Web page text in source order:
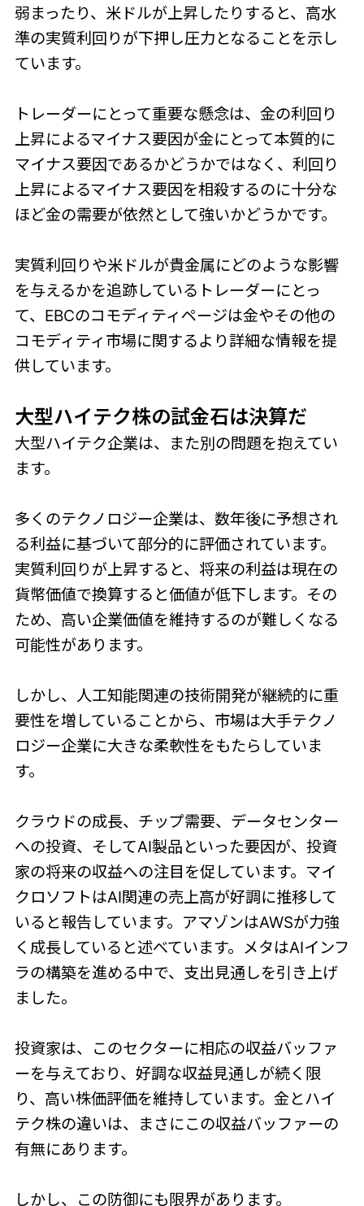
弱まったり、米ドルが上昇したりすると、高水
準の実質利回りが下押し圧力となることを示し
ています。
トレーダーにとって重要な懸念は、金の利回り
上昇によるマイナス要因が金にとって本質的に
マイナス要因であるかどうかではなく、利回り
上昇によるマイナス要因を相殺するのに十分な
ほど金の需要が依然として強いかどうかです。
実質利回りや米ドルが貴金属にどのような影響
を与えるかを追跡しているトレーダーにとっ
て、EBCのコモディティページは金やその他の
コモディティ市場に関するより詳細な情報を提
供しています。
大型ハイテク株の試金石は決算だ
大型ハイテク企業は、また別の問題を抱えてい
ます。
多くのテクノロジー企業は、数年後に予想され
る利益に基づいて部分的に評価されています。
実質利回りが上昇すると、将来の利益は現在の
貨幣価値で換算すると価値が低下します。その
ため、高い企業価値を維持するのが難しくなる
可能性があります。
しかし、人工知能関連の技術開発が継続的に重
要性を増していることから、市場は大手テクノ
ロジー企業に大きな柔軟性をもたらしていま
す。
クラウドの成長、チップ需要、データセンター
への投資、そしてAI製品といった要因が、投資
家の将来の収益への注目を促しています。マイ
クロソフトはAI関連の売上高が好調に推移して
いると報告しています。アマゾンはAWSが力強
く成長していると述べています。メタはAIインフ
ラの構築を進める中で、支出見通しを引き上げ
ました。
投資家は、このセクターに相応の収益バッファ
ーを与えており、好調な収益見通しが続く限
り、高い株価評価を維持しています。金とハイ
テク株の違いは、まさにこの収益バッファーの
有無にあります。
しかし、この防御にも限界があります。